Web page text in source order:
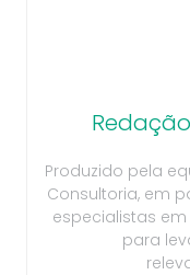
Produzido pela
Consultoria, em
especialistas
para